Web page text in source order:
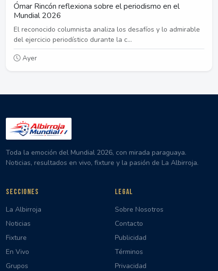
Ómar Rincón reflexiona sobre el periodismo en el
Mundial 2026
El reconocido columnista analiza los desafíos y lo admirable
del ejercicio periodístico durante la c...
Ayer
Toda la emoción del Mundial 2026, con mirada paraguaya.
Noticias, resultados en vivo, fixture y la pasión de La Albirroja.
SECCIONES
La Albirroja
Noticias
Fixture
En Vivo
Grupos
LEGAL
Sobre Nosotros
Contacto
Publicidad
Términos
Privacidad